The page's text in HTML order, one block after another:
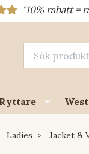
= rabattkod
Ladies Jacket &